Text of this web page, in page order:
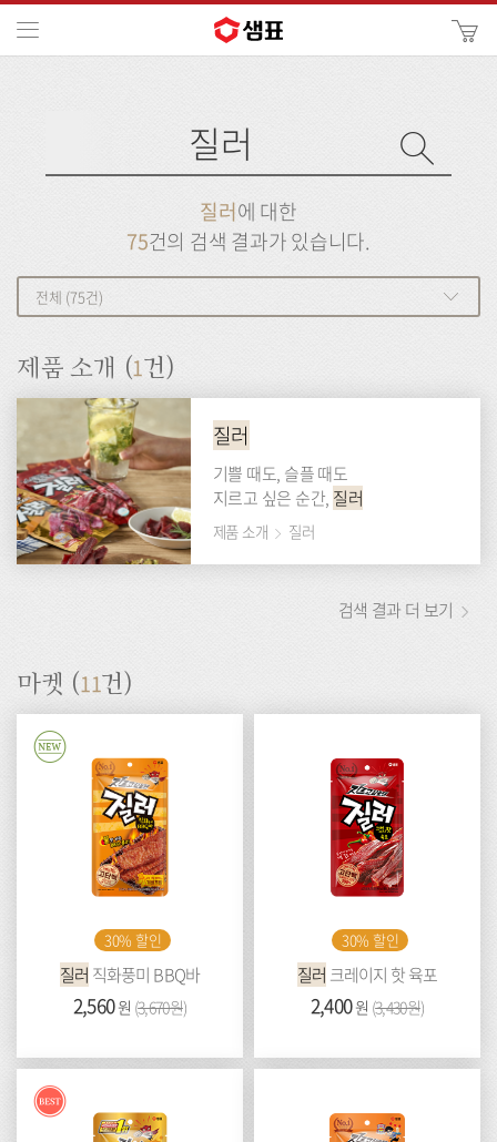
색
트
질러에 대한
75건의 검색 결과가 있습니다.
전체 (75건)
제품 소개 (1건)
질러
기쁠 때도, 슬플 때도
지르고 싶은 순간, 질러
제품 소개 질러
검색 결과 더 보기
마켓 (11건)
New
30% 할인
질러 직화풍미 BBQ바
가
2,560원 (이
격:
3,670원)
30% 할인
질러 크레이지 핫 육포
가
2,400원 (이
격:
3,430원)
Best